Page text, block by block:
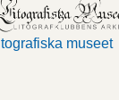
museet